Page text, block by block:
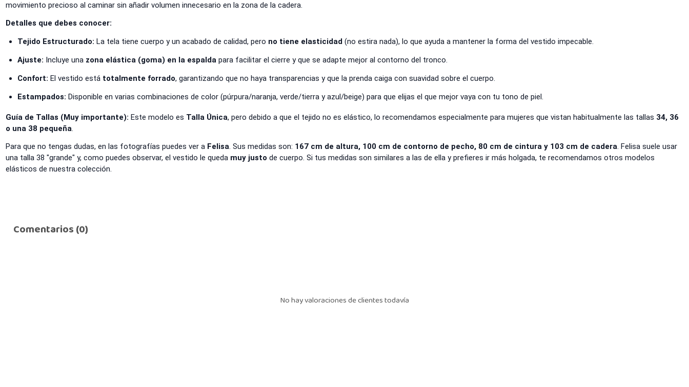
movimiento precioso al caminar sin añadir volumen innecesario en la zona de la cadera.
Detalles que debes conocer:
Tejido Estructurado: La tela tiene cuerpo y un acabado de calidad, pero no tiene elasticidad (no estira nada), lo que ayuda a mantener la forma del vestido impecable.
Ajuste: Incluye una zona elástica (goma) en la espaldapara facilitar el cierre y que se adapte mejor al contorno del tronco.
Confort: El vestido está totalmente forrado, garantizando que no haya transparencias y que la prenda caiga con suavidad sobre el cuerpo.
Estampados: Disponible en varias combinaciones de color (púrpura/naranja, verde/tierra y azul/beige) para que elijas el que mejor vaya con tu tono de piel.
Guía de Tallas (Muy importante): Este modelo es Talla Única, pero debido a que el tejido no es elástico, lo recomendamos especialmente para mujeres que vistan habitualmente las tallas 34, 36
o una 38 pequeña.
Para que no tengas dudas, en las fotografías puedes ver a Felisa. Sus medidas son: 167 cm de altura, 100 cm de contorno de pecho, 80 cm de cintura y 103 cm de cadera. Felisa suele usar
una talla 38 "grande" y, como puedes observar, el vestido le queda muy justo de cuerpo. Si tus medidas son similares a las de ella y prefieres ir más holgada, te recomendamos otros modelos
elásticos de nuestra colección.
Comentarios (0)
No hay valoraciones de clientes todavía